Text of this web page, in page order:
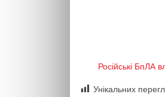
Російські БпЛА
Унікальних